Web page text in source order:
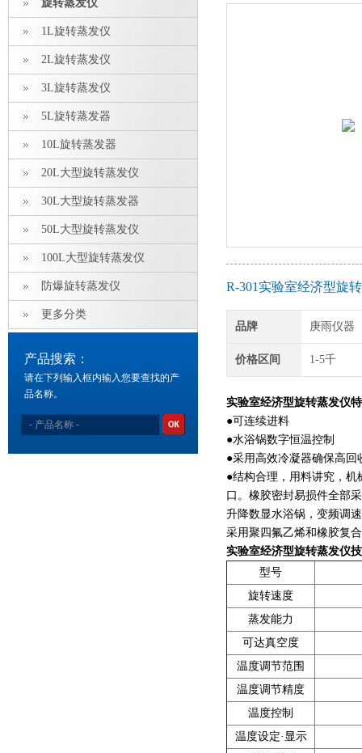
旋转蒸发仪
1L旋转蒸发仪
2L旋转蒸发仪
3L旋转蒸发仪
5L旋转蒸发器
10L旋转蒸发器
20L大型旋转蒸发仪
30L大型旋转蒸发器
50L大型旋转蒸发仪
100L大型旋转蒸发仪
防爆旋转蒸发仪
更多分类
产品搜索：
请在下列输入框内输入您要查找的产
品名称。
R-301实验室经济型旋
品牌 庚雨仪器
价格区间 1-5千
实验室经济型旋转蒸发仪
●可连续进料
●水浴锅数字恒温控制
●采用高效冷凝器确保高
●结构合理，用料讲究，
口。橡胶密封易损件全部
升降数显水浴锅，变频调
采用聚四氟乙烯和橡胶复
实验室经济型旋转蒸发仪
型号
旋转速度
蒸发能力
可达真空度
温度调节范围
温度调节精度
温度控制
温度设定·显示